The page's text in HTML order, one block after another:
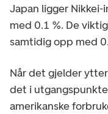
Japan ligger
med 0.1 %. De
samtidig opp med
Når det gjelder
det i
amerikanske